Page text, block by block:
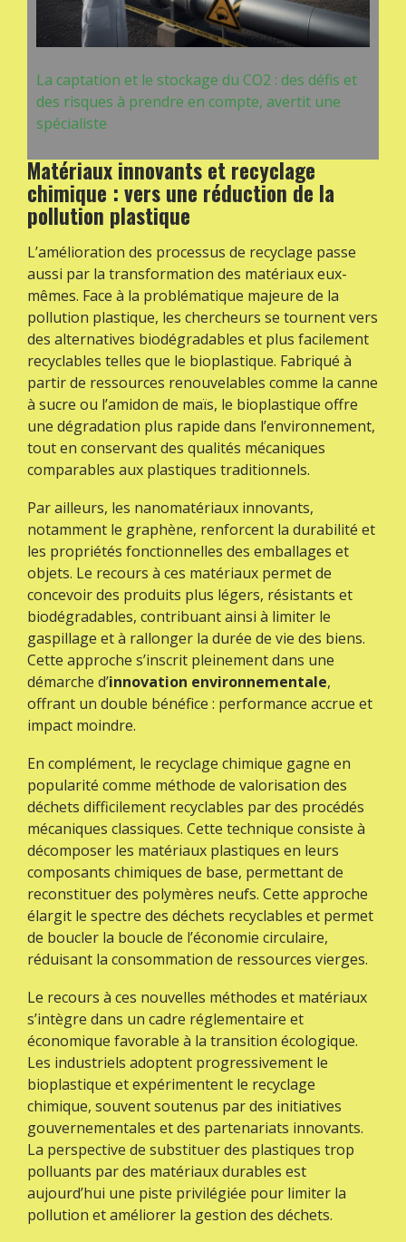
La captation et le stockage du CO2 : des défis et
des risques à prendre en compte, avertit une
spécialiste
Matériaux innovants et recyclage
chimique : vers une réduction de la
pollution plastique
L’amélioration des processus de recyclage passe
aussi par la transformation des matériaux eux-
mêmes. Face à la problématique majeure de la
pollution plastique, les chercheurs se tournent vers
des alternatives biodégradables et plus facilement
recyclables telles que le bioplastique. Fabriqué à
partir de ressources renouvelables comme la canne
à sucre ou l’amidon de maïs, le bioplastique offre
une dégradation plus rapide dans l’environnement,
tout en conservant des qualités mécaniques
comparables aux plastiques traditionnels.
Par ailleurs, les nanomatériaux innovants,
notamment le graphène, renforcent la durabilité et
les propriétés fonctionnelles des emballages et
objets. Le recours à ces matériaux permet de
concevoir des produits plus légers, résistants et
biodégradables, contribuant ainsi à limiter le
gaspillage et à rallonger la durée de vie des biens.
Cette approche s’inscrit pleinement dans une
démarche d’innovation environnementale,
offrant un double bénéfice : performance accrue et
impact moindre.
En complément, le recyclage chimique gagne en
popularité comme méthode de valorisation des
déchets difficilement recyclables par des procédés
mécaniques classiques. Cette technique consiste à
décomposer les matériaux plastiques en leurs
composants chimiques de base, permettant de
reconstituer des polymères neufs. Cette approche
élargit le spectre des déchets recyclables et permet
de boucler la boucle de l’économie circulaire,
réduisant la consommation de ressources vierges.
Le recours à ces nouvelles méthodes et matériaux
s’intègre dans un cadre réglementaire et
économique favorable à la transition écologique.
Les industriels adoptent progressivement le
bioplastique et expérimentent le recyclage
chimique, souvent soutenus par des initiatives
gouvernementales et des partenariats innovants.
La perspective de substituer des plastiques trop
polluants par des matériaux durables est
aujourd’hui une piste privilégiée pour limiter la
pollution et améliorer la gestion des déchets.